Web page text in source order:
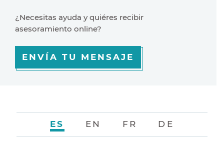
¿Necesitas ayuda y quiéres recibir
asesoramiento online?
ENVÍA TU MENSAJE
ES EN FR DE